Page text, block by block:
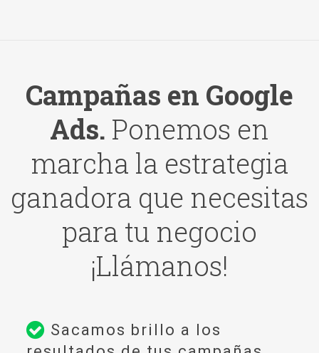
Campañas en Google
Ads. Ponemos en
marcha la estrategia
ganadora que necesitas
para tu negocio
¡Llámanos!
Sacamos brillo a los